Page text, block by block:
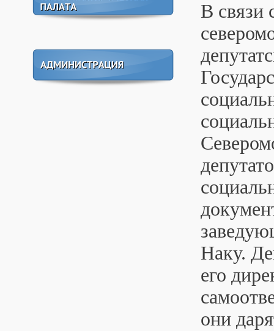
В связи
Наку.
его
они